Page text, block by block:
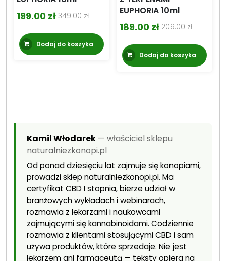
349.00zł
Pierwotna
cena
wynosiła:
199.00 zł
Aktualna
cena
wynosi:Dodaj do koszyka
EUPHORIA 10ml
209.00zł
Pierwotna
cena
wynosiła:
189.00 zł
Aktualna
cena
wynosi:Dodaj do koszyka
Kamil Włodarek — właściciel sklepu
naturalniezkonopi.pl
Od ponad dziesięciu lat zajmuje się konopiami,
prowadzi sklep naturalniezkonopi.pl. Ma
certyfikat CBD I stopnia, bierze udział w
branżowych wykładach i webinarach,
rozmawia z lekarzami i naukowcami
zajmującymi się kannabinoidami. Codziennie
rozmawia z klientami stosującymi CBD i sam
używa produktów, które sprzedaje. Nie jest
lekarzem ani farmaceutą — teksty opiera na